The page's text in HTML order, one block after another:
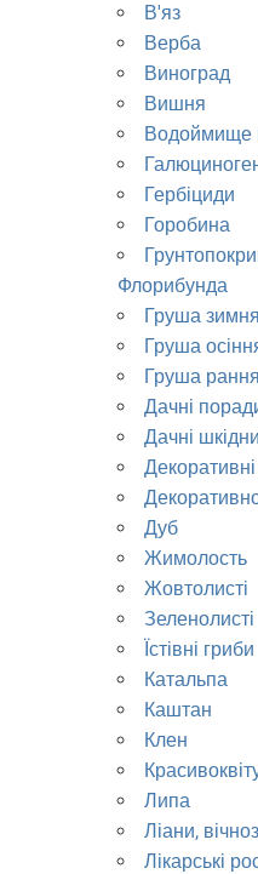
В'яз
Верба
Виноград
Вишня
Водоймище
Гербіциди
Горобина
Флорибунда
Груша зимня
Груша
Груша рання
Дачні
Дачні
Дуб
Жимолость
Жовтолисті
Зеленолисті
Їстівні гриби
Катальпа
Каштан
Клен
Липа
Ліани,
Лікарські